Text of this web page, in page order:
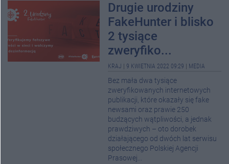
Drugie urodziny
FakeHunter i blisko
2 tysiące
zweryfiko...
KRAJ 9 KWIETNIA 2022 09:29 MEDIA
Bez mała dwa tysiące
zweryfikowanych internetowych
publikacji, które okazały się fake
newsami oraz prawie 250
budzących wątpliwości, a jednak
prawdziwych – oto dorobek
działającego od dwóch lat serwisu
społecznego Polskiej Agencji
Prasowej...